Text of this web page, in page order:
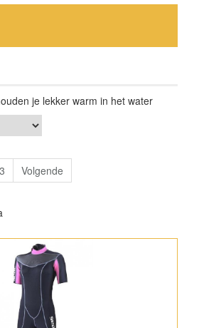
je lekker warm in het water
3 Volgende